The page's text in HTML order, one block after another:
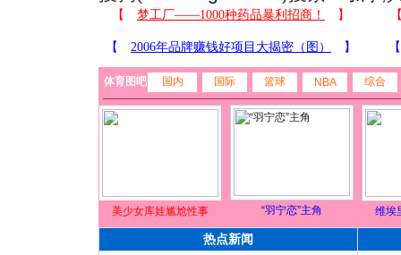
体育图吧 国内 国际 篮球 NBA 综合
美少女库娃尴尬性事 “羽宁恋”主角 维埃
热点新闻